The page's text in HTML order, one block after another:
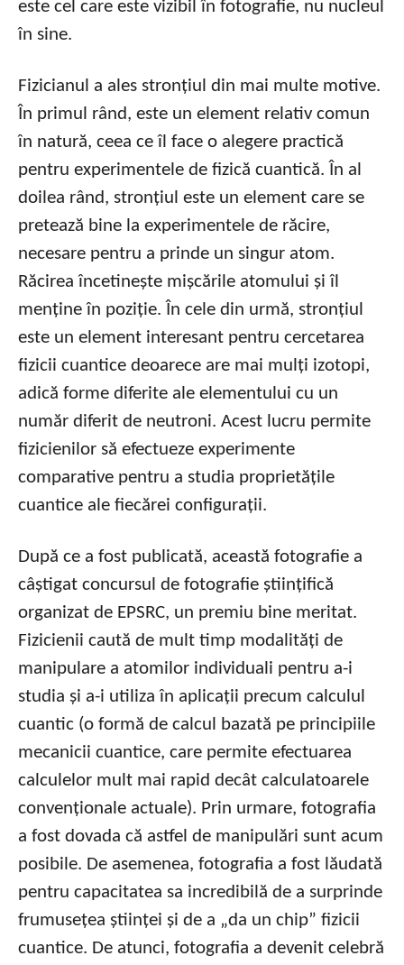
este cel care este vizibil în fotografie, nu nucleul
în sine.
Fizicianul a ales stronțiul din mai multe motive.
În primul rând, este un element relativ comun
în natură, ceea ce îl face o alegere practică
pentru experimentele de fizică cuantică. În al
doilea rând, stronțiul este un element care se
pretează bine la experimentele de răcire,
necesare pentru a prinde un singur atom.
Răcirea încetinește mișcările atomului și îl
menține în poziție. În cele din urmă, stronțiul
este un element interesant pentru cercetarea
fizicii cuantice deoarece are mai mulți izotopi,
adică forme diferite ale elementului cu un
număr diferit de neutroni. Acest lucru permite
fizicienilor să efectueze experimente
comparative pentru a studia proprietățile
cuantice ale fiecărei configurații.
După ce a fost publicată, această fotografie a
câștigat concursul de fotografie științifică
organizat de EPSRC, un premiu bine meritat.
Fizicienii caută de mult timp modalități de
manipulare a atomilor individuali pentru a-i
studia și a-i utiliza în aplicații precum calculul
cuantic (o formă de calcul bazată pe principiile
mecanicii cuantice, care permite efectuarea
calculelor mult mai rapid decât calculatoarele
convenționale actuale). Prin urmare, fotografia
a fost dovada că astfel de manipulări sunt acum
posibile. De asemenea, fotografia a fost lăudată
pentru capacitatea sa incredibilă de a surprinde
frumusețea științei și de a „da un chip” fizicii
cuantice. De atunci, fotografia a devenit celebră